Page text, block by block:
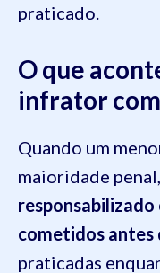
praticado.
O que
infrator
Quando um
maioridade penal,
cometidos antes
praticadas